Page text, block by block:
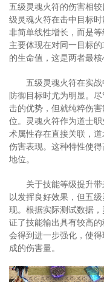
五级灵魂火符的伤害相
级灵魂火符在击中目标
非简单线性增长，而是
主要体现在对同一目标
的生命值，这是两者最核
五级灵魂火符在实
防御目标时尤为明显。
击的优势，但就纯粹伤
位。灵魂火符作为道士
术属性存在直接关联，
伤害表现。这种特性使
地位。
关于技能等级提升
以发挥良好效果，但五
现。根据实际测试数据
证了技能输出具有较高
会得到进一步强化，使
成的伤害量。